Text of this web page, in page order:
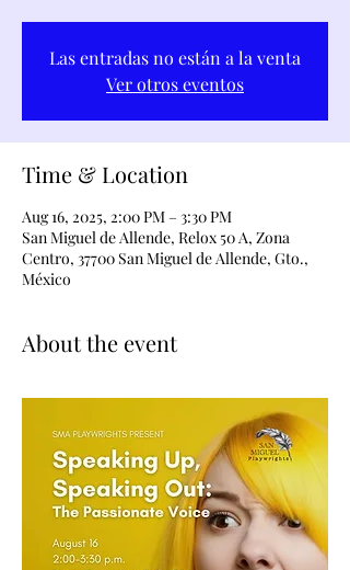
Las entradas no están a la venta
Ver otros eventos
Time & Location
Aug 16, 2025, 2:00 PM – 3:30 PM
San Miguel de Allende, Relox 50 A, Zona
Centro, 37700 San Miguel de Allende, Gto.,
México
About the event